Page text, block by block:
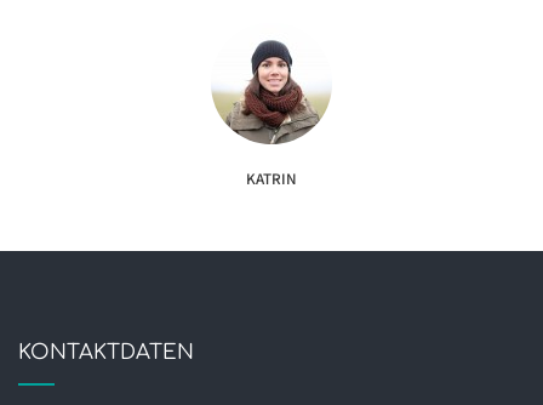
KATRIN
KONTAKTDATEN